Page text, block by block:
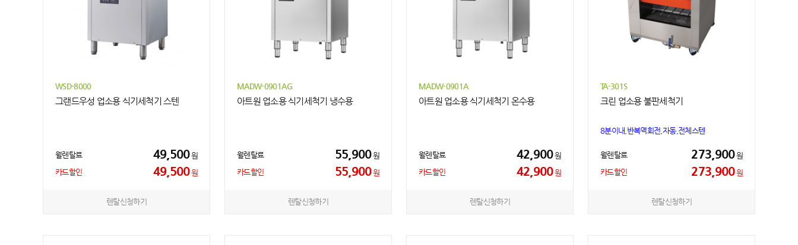
WSD-8000
그랜드우성 업소용 식기세척기 스텐
월렌탈료 49,500원
카드할인
49,500원
렌탈신청하기
MADW-0901AG
아트원 업소용 식기세척기 냉수용
월렌탈료 55,900원
카드할인
55,900원
렌탈신청하기
MADW-0901A
아트원 업소용 식기세척기 온수용
월렌탈료 42,900원
카드할인
42,900원
렌탈신청하기
TA-301S
크린 업소용 불판세척기
8분이내,반복역회전,자동,전체스텐
월렌탈료 273,900원
카드할인
273,900원
렌탈신청하기